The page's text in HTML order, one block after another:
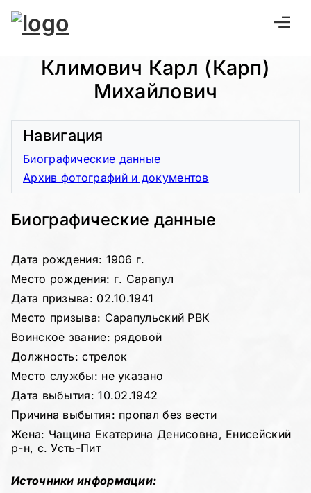
Климович Карл (Карп)
Михайлович
Биографические данные
Дата рождения: 1906 г.
Место рождения: г. Сарапул
Дата призыва: 02.10.1941
Место призыва: Сарапульский РВК
Воинское звание: рядовой
Должность: стрелок
Место службы: не указано
Дата выбытия: 10.02.1942
Причина выбытия: пропал без вести
Жена: Чащина Екатерина Денисовна, Енисейский
р-н, с. Усть-Пит
Источники информации:
Навигация
Биографические данные
Архив фотографий и документов